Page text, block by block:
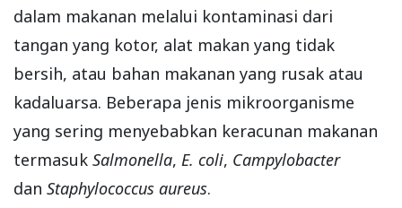
dalam makanan melalui kontaminasi dari
tangan yang kotor, alat makan yang tidak
bersih, atau bahan makanan yang rusak atau
kadaluarsa. Beberapa jenis mikroorganisme
yang sering menyebabkan keracunan makanan
termasuk Salmonella, E. coli, Campylobacter
dan Staphylococcus aureus.